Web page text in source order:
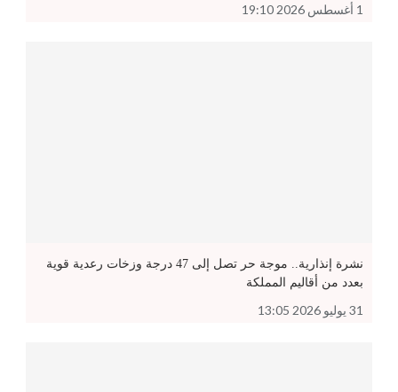
1 أغسطس 2026 19:10
نشرة إنذارية.. موجة حر تصل إلى 47 درجة وزخات رعدية قوية
بعدد من أقاليم المملكة
31 يوليو 2026 13:05